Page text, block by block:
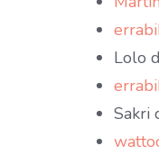
Lolo
Sakri